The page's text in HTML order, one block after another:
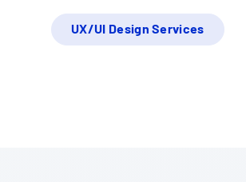
UX/UI Design Services